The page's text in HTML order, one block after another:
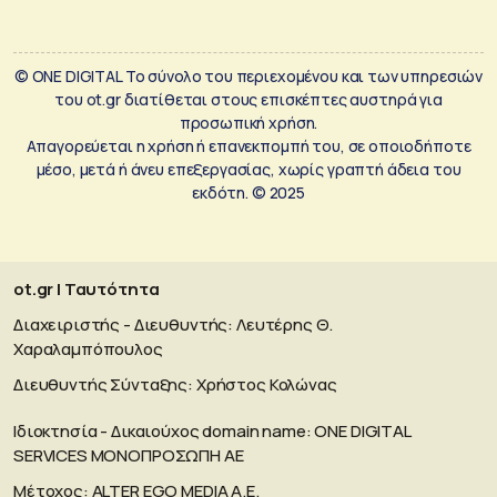
© ONE DIGITAL Το σύνολο του περιεχομένου και των υπηρεσιών
του ot.gr διατίθεται στους επισκέπτες αυστηρά για
προσωπική χρήση.
Απαγορεύεται η χρήση ή επανεκπομπή του, σε οποιοδήποτε
μέσο, μετά ή άνευ επεξεργασίας, χωρίς γραπτή άδεια του
εκδότη. © 2025
ot.gr | Ταυτότητα
Διαχειριστής - Διευθυντής: Λευτέρης Θ.
Χαραλαμπόπουλος
Διευθυντής Σύνταξης: Χρήστος Κολώνας
Ιδιοκτησία - Δικαιούχος domain name: ΟΝΕ DIGITAL
SERVICES MONOΠΡΟΣΩΠΗ ΑΕ
Μέτοχος: ALTER EGO MEDIA A.E.